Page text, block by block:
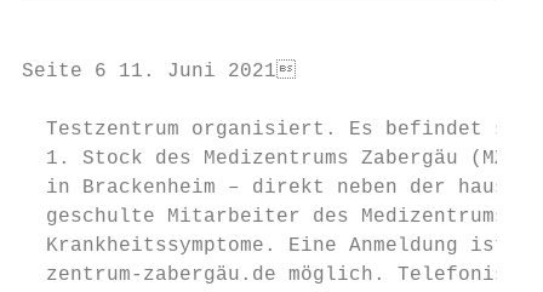
Seite 6 11. Juni 2021
Testzentrum organisiert. Es befindet
1. Stock des Medizentrums Zabergäu
in Brackenheim – direkt neben der
geschulte Mitarbeiter des Medizentrums
Krankheitssymptome. Eine Anmeldung ist
zentrum-zabergäu.de möglich.